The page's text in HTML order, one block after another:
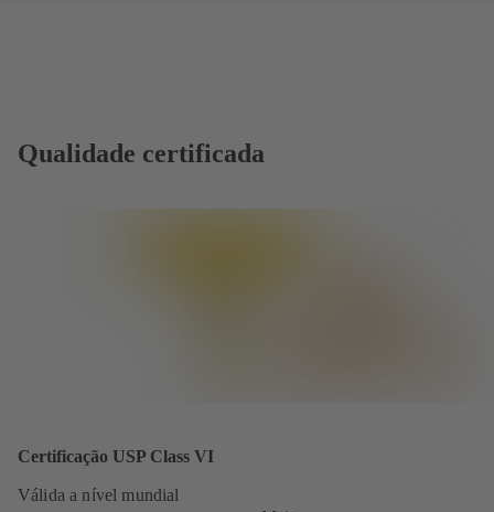
Qualidade certificada
Certificação USP Class VI
Válida a nível mundial